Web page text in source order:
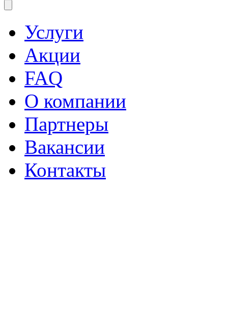
Услуги
Акции
FAQ
О компании
Партнеры
Вакансии
Контакты